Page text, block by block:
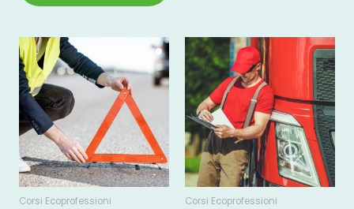
Corsi Ecoprofessioni Corsi Ecoprofessioni